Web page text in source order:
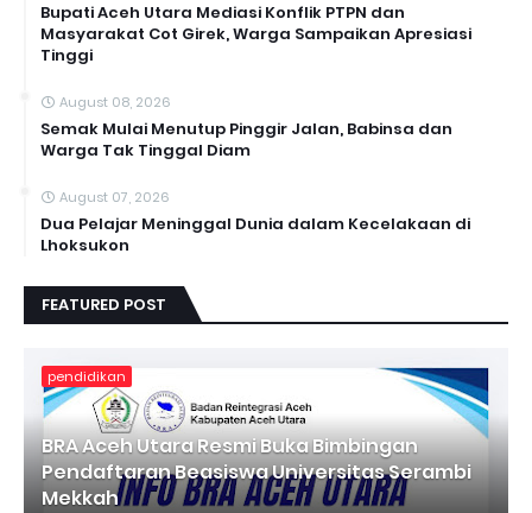
Bupati Aceh Utara Mediasi Konflik PTPN dan
Masyarakat Cot Girek, Warga Sampaikan Apresiasi
Tinggi
August 08, 2026
Semak Mulai Menutup Pinggir Jalan, Babinsa dan
Warga Tak Tinggal Diam
August 07, 2026
Dua Pelajar Meninggal Dunia dalam Kecelakaan di
Lhoksukon
FEATURED POST
pendidikan
BRA Aceh Utara Resmi Buka Bimbingan
Pendaftaran Beasiswa Universitas Serambi
Mekkah